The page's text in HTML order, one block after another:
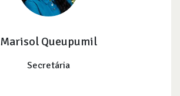
Marisol Queupumil
Secretária